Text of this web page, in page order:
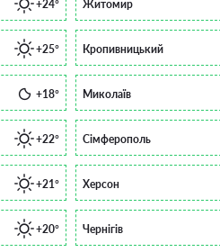
+24° Житомир
+25° Кропивницький
+18° Миколаїв
+22° Сімферополь
+21° Херсон
+20° Чернігів